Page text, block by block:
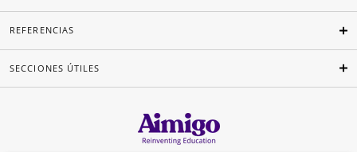
REFERENCIAS
SECCIONES ÚTILES